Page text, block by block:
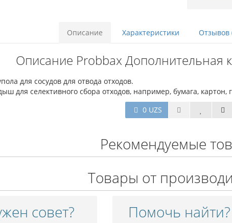
Описание Характеристики Отзывов
Описание Probbax Дополнительная
для сосудов для отвода отходов.
для селективного сбора отходов, например, бумага, картон,
0 UZS
Рекомендуемые
Товары от
совет?
Помочь найти?